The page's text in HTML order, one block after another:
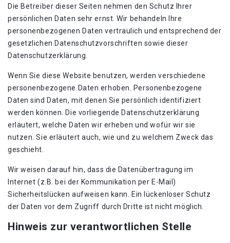
Die Betreiber dieser Seiten nehmen den Schutz Ihrer
persönlichen Daten sehr ernst. Wir behandeln Ihre
personenbezogenen Daten vertraulich und entsprechend der
gesetzlichen Datenschutzvorschriften sowie dieser
Datenschutzerklärung.
Wenn Sie diese Website benutzen, werden verschiedene
personenbezogene Daten erhoben. Personenbezogene
Daten sind Daten, mit denen Sie persönlich identifiziert
werden können. Die vorliegende Datenschutzerklärung
erläutert, welche Daten wir erheben und wofür wir sie
nutzen. Sie erläutert auch, wie und zu welchem Zweck das
geschieht.
Wir weisen darauf hin, dass die Datenübertragung im
Internet (z.B. bei der Kommunikation per E-Mail)
Sicherheitslücken aufweisen kann. Ein lückenloser Schutz
der Daten vor dem Zugriff durch Dritte ist nicht möglich.
Hinweis zur verantwortlichen Stelle